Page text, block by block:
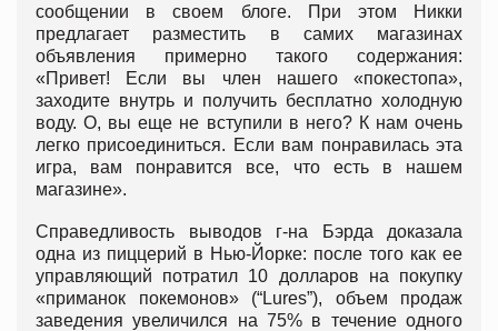
сообщении в своем блоге. При этом Никки
предлагает разместить в самих магазинах
объявления примерно такого содержания:
«Привет! Если вы член нашего «покестопа»,
заходите внутрь и получить бесплатно холодную
воду. О, вы еще не вступили в него? К нам очень
легко присоединиться. Если вам понравилась эта
игра, вам понравится все, что есть в нашем
магазине».
Справедливость выводов г-на Бэрда доказала
одна из пиццерий в Нью-Йорке: после того как ее
управляющий потратил 10 долларов на покупку
«приманок покемонов» (“Lures”), объем продаж
заведения увеличился на 75% в течение одного